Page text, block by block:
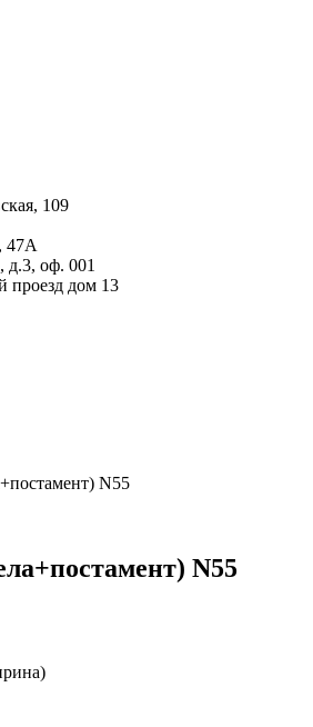
109
47А
д.3, оф. 001
проезд дом 13
N55
N55